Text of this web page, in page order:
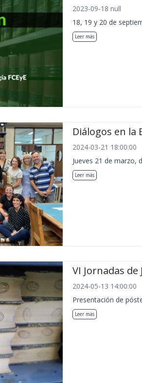
2023-09-18 null
18, 19 y 20 de
Leer más
Diálogos en la
2024-03-21 18:00:00
Jueves 21 de marzo,
Leer más
VI Jornadas
2024-05-13 14:00:00
Presentación de
Leer más